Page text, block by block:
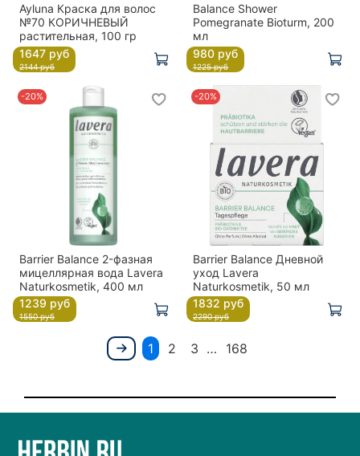
Ayluna Краска для волос
№70 КОРИЧНЕВЫЙ
растительная, 100 гр
1647 руб
2144 руб
Balance Shower
Pomegranate Bioturm, 200
мл
980 руб
1225 руб
-20%
Barrier Balance 2-фазная
мицеллярная вода Lavera
Naturkosmetik, 400 мл
1239 руб
1550 руб
-20%
Barrier Balance Дневной
уход Lavera
Naturkosmetik, 50 мл
1832 руб
2290 руб
1 2 3 … 168